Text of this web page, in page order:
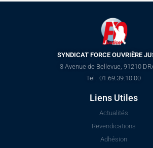
SYNDICAT FORCE OUVRIÈRE
3 Avenue de Bellevue, 91210
Tel : 01.69.39.10.00
Liens Utiles
Actualités
Revendications
Adhésion